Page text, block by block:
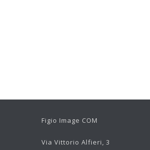
Figio Image COM
Via Vittorio Alfieri, 3